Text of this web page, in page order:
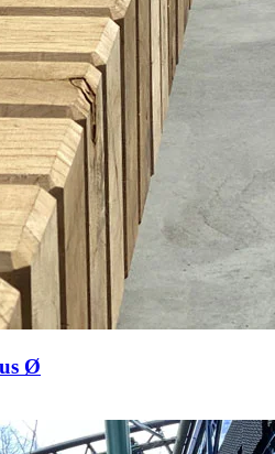
børnenes hovedstad
Kirke, København
Ordrupgaard
Silkeborg Bad
Navitas
til forlystelsespark
opholdsrum, Aarhus
København
Tårnet
Slotsruin, Djursland
Torv, Djursland
Navitas
Kunstcenter
Bad
Ø